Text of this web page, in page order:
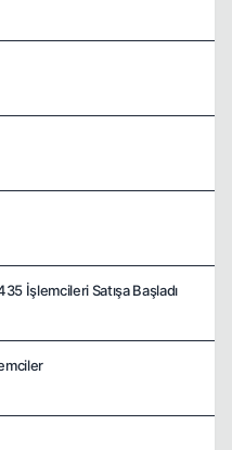
İşlemcileri Satışa Başladı